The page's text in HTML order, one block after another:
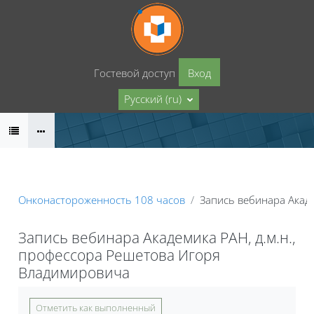
Перейти к основному содержанию
Гостевой доступ
Вход
Русский ‎(ru)‎
Онконастороженность 108 часов Запись вебинара
Запись вебинара Академика РАН, д.м.н.,
профессора Решетова Игоря
Владимировича
Отметить как выполненный